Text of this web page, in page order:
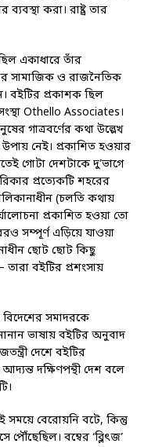
করা। রাষ্ট্র তার
একাধারে তাঁর
সামাজিক ও রাজনৈতিক
বইটির প্রকাশক ছিল
Othello Associates।
গাত্রবর্ণের কথা উল্লেখ
নেই। প্রকাশিত হওয়ার
গোটা দেশটাকে দু’ভাগে
প্রত্যেকটি শহরের
(চলতি কথায়
প্রকাশিত হওয়া তো
সম্পূর্ণ এড়িয়ে যাওয়া
ছোট ছোট কিছু
তারা বইটির প্রশংসায়
বিদেশের সমাদরকে
ভাষায় বইটির অনুবাদ
দেশে বইটির
দক্ষিণপন্থী দেশ বলে
বেরোয়নি বটে, কিন্তু
বম্বের ‘ব্লিৎজ’